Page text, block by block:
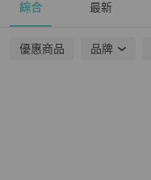
綜合 最新
優惠商品 品牌